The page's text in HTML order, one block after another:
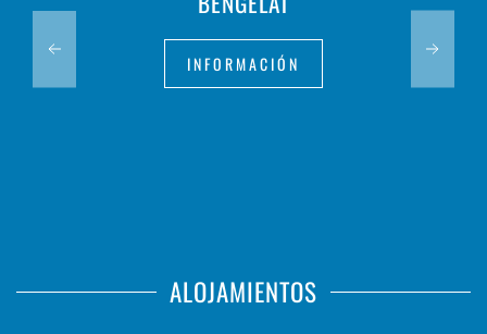
INFORMACIÓN
ALOJAMIENTOS